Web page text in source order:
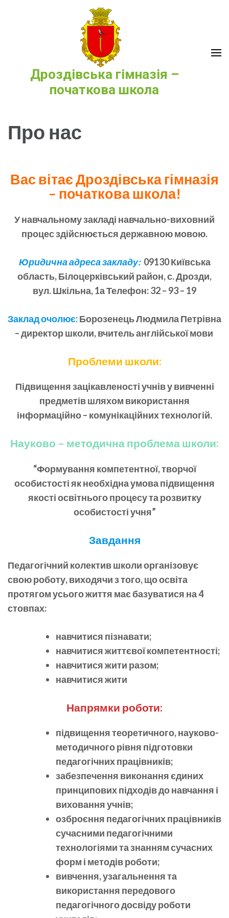
Дроздівська гімназія –
початкова школа
Про нас
Вас вітає Дроздівська гімназія
– початкова школа!
У навчальному закладі навчально-виховний
процес здійснюється державною мовою.
Юридична адреса закладу: 09130 Київська
область, Білоцерківський район, с. Дрозди,
вул. Шкільна, 1а Телефон: 32 – 93 – 19
Заклад очолює:Борозенець Людмила Петрівна
– директор школи, вчитель англійської мови
Проблеми школи:
Підвищення зацікавленості учнів у вивченні
предметів шляхом використання
інформаційно – комунікаційних технологій.
Науково – методична проблема школи:
“Формування компетентної, творчої
особистості як необхідна умова підвищення
якості освітнього процесу та розвитку
особистості учня”
Завдання
Педагогічний колектив школи організовує
свою роботу, виходячи з того, що освіта
протягом усього життя має базуватися на 4
стовпах:
навчитися пізнавати;
навчитися життєвої компетентності;
навчитися жити разом;
навчитися жити
Напрямки роботи:
підвищення теоретичного, науково-
методичного рівня підготовки
педагогічних працівників;
забезпечення виконання єдиних
принципових підходів до навчання і
виховання учнів;
озброєння педагогічних працівників
сучасними педагогічними
технологіями та знанням сучасних
форм і методів роботи;
вивчення, узагальнення та
використання передового
педагогічного досвіду роботи